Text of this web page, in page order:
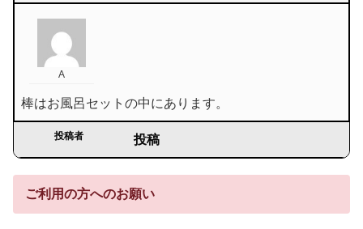
A
棒はお風呂セットの中にあります。
投稿者 投稿
ご利用の方へのお願い